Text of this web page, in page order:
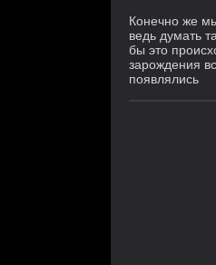
Конечно же
ведь думать
бы это
зарождения
появлялись